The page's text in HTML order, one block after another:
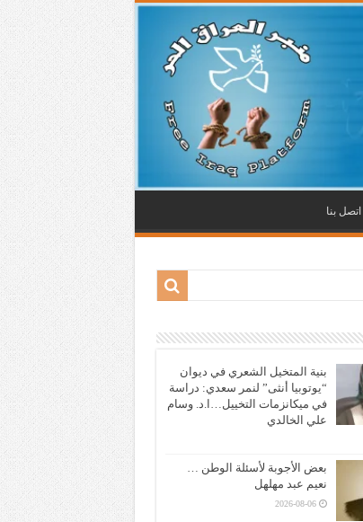
اتصل بنا
بنية المتخيل الشعري في ديوان
“يوتوبيا أنثى” لنمر سعدي: دراسة
في ميكانزمات التخييل…ا.د. وسام
علي الخالدي
بعض الأجوبة لأسئلة الوطن …
نعيم عبد مهلهل
2026-08-06